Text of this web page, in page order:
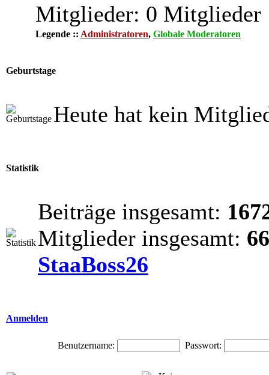
Mitglieder: 0 Mitglieder
Legende :: Administratoren, Globale Moderatoren
Geburtstage
Heute hat kein
Statistik
Beiträge insgesamt:
Mitglieder insgesamt:
StaaBoss26
Anmelden
Benutzername: Passwort: